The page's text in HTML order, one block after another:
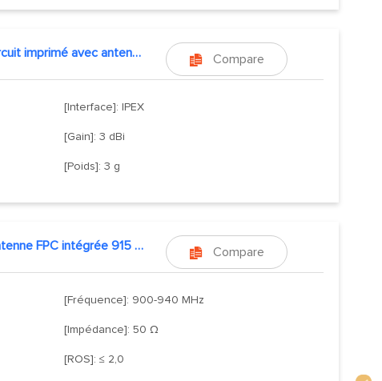
 Compare
Circuit imprimé avec antenne intégrée
[Interface]: IPEX
[Gain]: 3 dBi
[Poids]: 3 g
 Compare
Antenne FPC intégrée 915 MHz
[Fréquence]: 900-940 MHz
[Impédance]: 50 Ω
[ROS]: ≤ 2,0